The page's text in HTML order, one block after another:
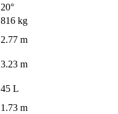
20°
816 kg
2.77 m
3.23 m
45 L
1.73 m